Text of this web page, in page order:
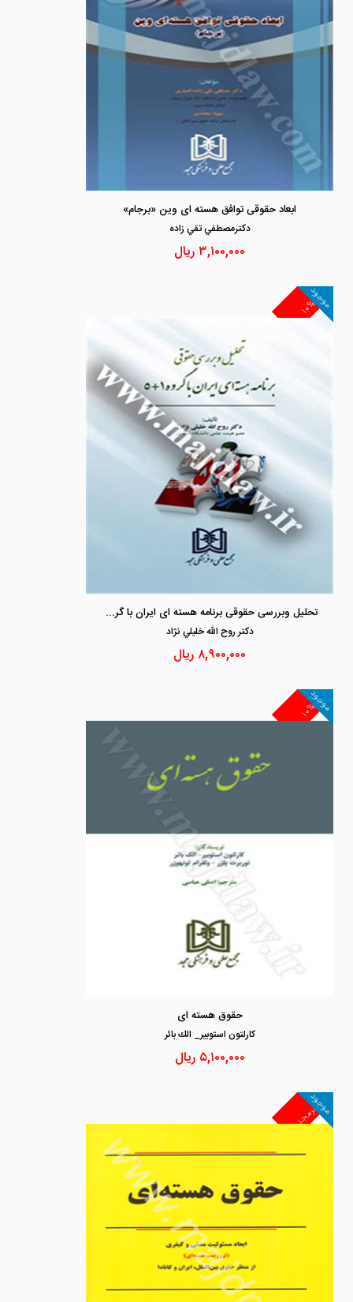
ابعاد حقوقی توافق هسته ای وین «برجام»
دكترمصطفي تقي زاده
۳,۱۰۰,۰۰۰ریال
۱۰%
موجود
تحلیل وبررسی حقوقی برنامه هسته ای ایران با گروه 1+5
دكتر روح الله خليلي نژاد
۸,۹۰۰,۰۰۰ ریال
۱۰%
موجود
حقوق هسته ای
كارلتون استوبير_ الك بائر
۵,۱۰۰,۰۰۰ ریال
غیرمجد
موجود